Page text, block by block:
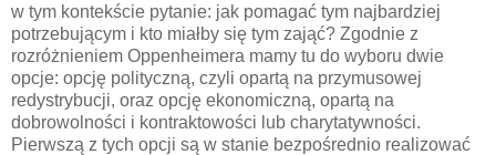
w tym kontekście pytanie: jak pomagać tym najbardziej
potrzebującym i kto miałby się tym zająć? Zgodnie z
rozróżnieniem Oppenheimera mamy tu do wyboru dwie
opcje: opcję polityczną, czyli opartą na przymusowej
redystrybucji, oraz opcję ekonomiczną, opartą na
dobrowolności i kontraktowości lub charytatywności.
Pierwszą z tych opcji są w stanie bezpośrednio realizować